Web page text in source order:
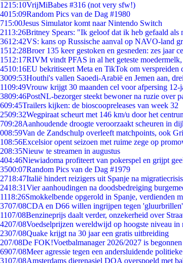
1215:10VrijMiBabes #316 (not very sfw!)
4015:09Random Pics van de Dag #1980
715:00Jesus Simulator komt naar Nintendo Switch
2113:26Britney Spears: "Ik geloof dat ik heb gefaald als
3612:42VS: kans op Russische aanval op NAVO-land
1512:28Broer 135 keer gestoken en gesneden: zes jaar
1512:17RIVM vindt PFAS in al het geteste
4510:16EU bekritiseert Meta en TikTok om verspreiden
3009:53Houthi's vallen Saoedi-Arabië en Jemen aan,
1109:49Vrouw krijgt 30 maanden cel voor afpersing 12-
3809:46PostNL-bezorger steekt bewoner na ruzie over
609:45Trailers kijken: de bioscoopreleases van week 32
2509:32Wegpiraat scheurt met 146 km/u door het
709:28Aanhoudende droogte veroorzaakt scheuren in
008:59Van de Zandschulp overleeft matchpoints, ook
108:56Excelsior opent seizoen met ruime zege op
208:35Nieuw te streamen in augustus
404:46Niewiadoma profiteert van pokerspel en grijpt
3500:07Random Pics van de Dag #1979
2718:47Italië hindert reizigers uit Spanje na
2418:31Vier aanhoudingen na doodsbedreiging
1118:26Smokkelbende opgerold in Spanje, verdienden
3707/08CDA en D66 willen ingrijpen tegen
1107/08Benzineprijs daalt verder, onzekerheid over
4207/08Voedselprijzen wereldwijd op hoogste niveau in
2307/08Quake krijgt na 30 jaar een gratis uitbreiding
207/08De FOK!Voetbalmanager 2026/2027 is begonnen
6907/08Meer agressie tegen een andersluidende
3107/08Amsterdams dierenasiel DOA overspoeld met